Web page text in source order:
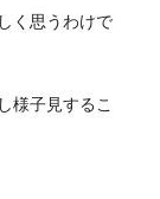
く思うわけで
様子見するこ